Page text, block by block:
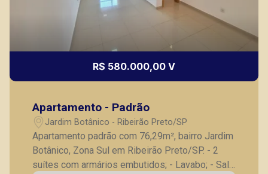
Lucelia Mariotti
(16) 99222-2915
CORRETOR DE PLANTÃO
R$ 580.000,00 V
Apartamento - Padrão
Jardim Botânico - Ribeirão Preto/SP
Apartamento padrão com 76,29m², bairro Jardim
Botânico, Zona Sul em Ribeirão Preto/SP. - 2
suítes com armários embutidos; - Lavabo; - Sala